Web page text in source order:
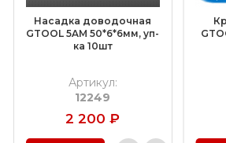
Насадка доводочная
GTOOL 5AM 50*6*6мм, уп-
ка 10шт
Артикул:
12249
2 200 ₽